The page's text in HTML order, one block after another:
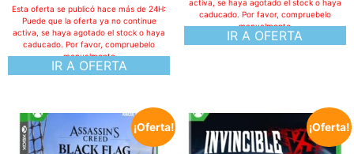
IR A OFERTA
Esta oferta se publicó hace más de 24H:
Puede que la oferta ya no continue
activa, se haya agotado el stock o haya
caducado. Por favor, compruebelo
manualmente
IR A OFERTA
activa, se haya agotado el stock o haya
caducado. Por favor, compruebelo
manualmente
¡Oferta! ¡Oferta!